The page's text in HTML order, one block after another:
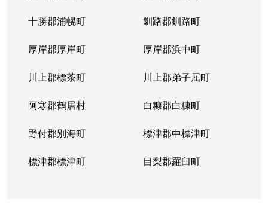
十勝郡浦幌町 釧路郡釧路町
厚岸郡厚岸町 厚岸郡浜中町
川上郡標茶町 川上郡弟子屈町
阿寒郡鶴居村 白糠郡白糠町
野付郡別海町 標津郡中標津町
標津郡標津町 目梨郡羅臼町